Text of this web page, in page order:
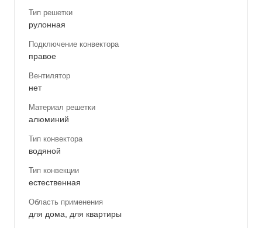
Тип решетки
рулонная
Подключение конвектора
правое
Вентилятор
нет
Материал решетки
алюминий
Тип конвектора
водяной
Тип конвекции
естественная
Область применения
для дома, для квартиры